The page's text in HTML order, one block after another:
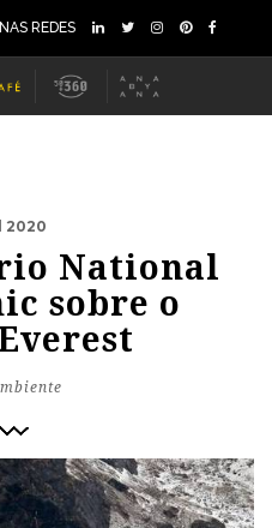
REDES
2020
National
sobre o